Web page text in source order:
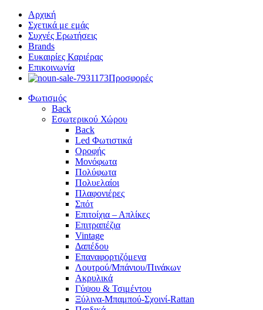
Αρχική
Σχετικά με εμάς
Συχνές Ερωτήσεις
Brands
Ευκαιρίες Καριέρας
Επικοινωνία
Προσφορές
Φωτισμός
Back
Εσωτερικού Χώρου
Back
Led Φωτιστικά
Οροφής
Μονόφωτα
Πολύφωτα
Πολυελαίοι
Πλαφονιέρες
Σπότ
Επιτοίχια – Απλίκες
Επιτραπέζια
Vintage
Δαπέδου
Επαναφορτιζόμενα
Λουτρού/Μπάνιου/Πινάκων
Ακρυλικά
Γύψου & Τσιμέντου
Ξύλινα-Μπαμπού-Σχοινί-Rattan